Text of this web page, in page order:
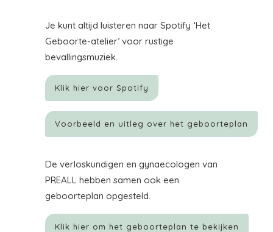
Je kunt altijd luisteren naar Spotify ‘Het
Geboorte-atelier’ voor rustige
bevallingsmuziek.
Klik hier voor Spotify
Voorbeeld en uitleg over het geboorteplan
De verloskundigen en gynaecologen van
PREALL hebben samen ook een
geboorteplan opgesteld.
Klik hier om het geboorteplan te bekijken